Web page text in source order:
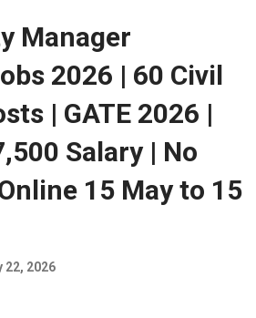
Manager
2026 | 60 Civil
| GATE 2026 |
Salary | No
15 May to 15
22, 2026